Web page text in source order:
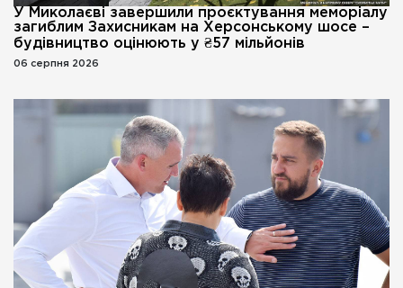
У Миколаєві завершили проєктування меморіалу
загиблим Захисникам на Херсонському шосе –
будівництво оцінюють у ₴57 мільйонів
06 серпня 2026